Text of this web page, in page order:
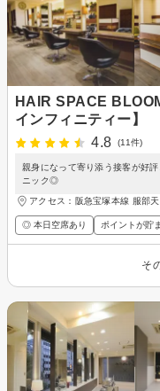
HAIR SPACE
インフィニティー】
4.8
(11件)
親身になって寄り添う接客が好
ニック◎
アクセス：阪急宝塚本線 服部
◎ 本日空席あり ポイントが貯
そ